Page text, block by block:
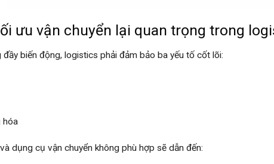
ưu vận chuyển lại quan trọng trong
biến động, logistics phải đảm bảo ba yếu tố cốt lõi:
hóa
dụng cụ vận chuyển không phù hợp sẽ dẫn đến: